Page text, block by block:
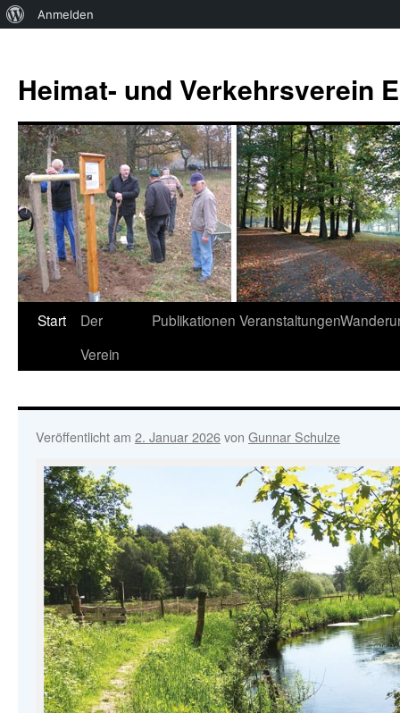
Über
Anmelden
springen
Heimat- und Verkehrsverein
Start
Der
Verein
Publikationen Veranstaltungen
Veröffentlicht am 2. Januar 2026von Gunnar Schulze